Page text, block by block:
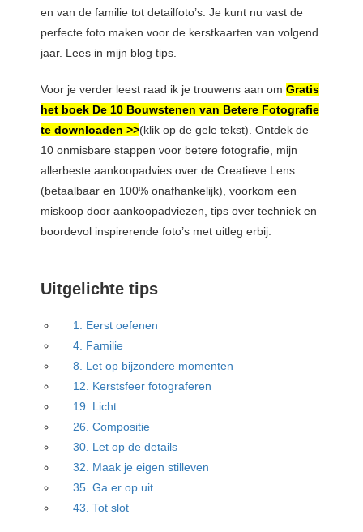
en van de familie tot detailfoto’s. Je kunt nu vast de
perfecte foto maken voor de kerstkaarten van volgend
jaar. Lees in mijn blog tips.
Voor je verder leest raad ik je trouwens aan om Gratis
het boek De 10 Bouwstenen van Betere Fotografie
te downloaden >>(klik op de gele tekst). Ontdek de
10 onmisbare stappen voor betere fotografie, mijn
allerbeste aankoopadvies over de Creatieve Lens
(betaalbaar en 100% onafhankelijk), voorkom een
miskoop door aankoopadviezen, tips over techniek en
boordevol inspirerende foto’s met uitleg erbij.
Uitgelichte tips
1. Eerst oefenen
4. Familie
8. Let op bijzondere momenten
12. Kerstsfeer fotograferen
19. Licht
26. Compositie
30. Let op de details
32. Maak je eigen stilleven
35. Ga er op uit
43. Tot slot